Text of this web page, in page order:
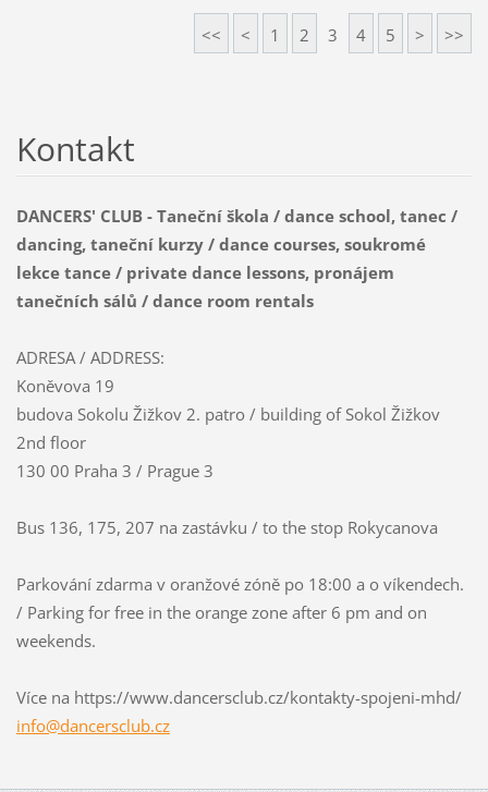
<< < 1 2 3 4 5 > >>
Kontakt
DANCERS' CLUB - Taneční škola / dance school, tanec /
dancing, taneční kurzy / dance courses, soukromé
lekce tance / private dance lessons, pronájem
tanečních sálů / dance room rentals
ADRESA / ADDRESS:
Koněvova 19
budova Sokolu Žižkov 2. patro / building of Sokol Žižkov
2nd floor
130 00 Praha 3 / Prague 3
Bus 136, 175, 207 na zastávku / to the stop Rokycanova
Parkování zdarma v oranžové zóně po 18:00 a o víkendech.
/ Parking for free in the orange zone after 6 pm and on
weekends.
Více na https://www.dancersclub.cz/kontakty-spojeni-mhd/
info@dancersclub.cz